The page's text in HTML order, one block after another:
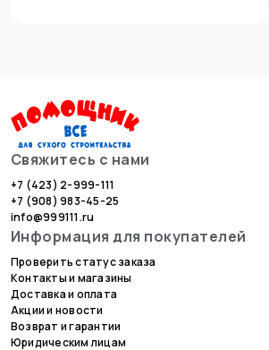
Свяжитесь с нами
+7 (423) 2-999-111
+7 (908) 983-45-25
info@999111.ru
Информация для покупателей
Проверить статус заказа
Контакты и магазины
Доставка и оплата
Акции и новости
Возврат и гарантии
Юридическим лицам